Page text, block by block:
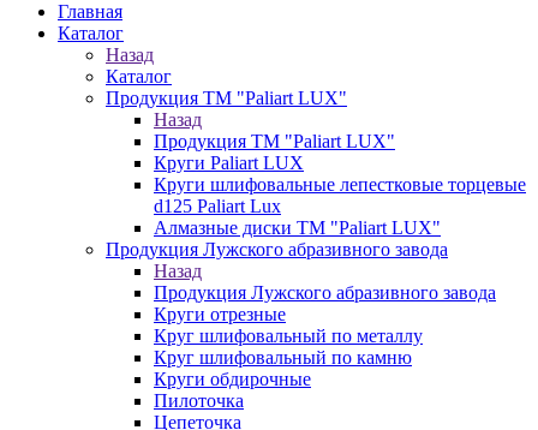
Главная
Каталог
Назад
Каталог
Продукция ТМ "Paliart LUX"
Назад
Продукция ТМ "Paliart LUX"
Круги Paliart LUX
Круги шлифовальные лепестковые торцевые
d125 Paliart Lux
Алмазные диски ТМ "Paliart LUX"
Продукция Лужского абразивного завода
Назад
Продукция Лужского абразивного завода
Круги отрезные
Круг шлифовальный по металлу
Круг шлифовальный по камню
Круги обдирочные
Пилоточка
Цепеточка